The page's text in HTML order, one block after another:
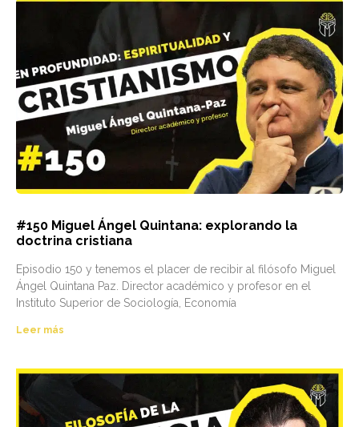
#150 Miguel Ángel Quintana: explorando la
doctrina cristiana
Episodio 150 y tenemos el placer de recibir al filósofo Miguel
Ángel Quintana Paz. Director académico y profesor en el
Instituto Superior de Sociología, Economía
Leer más